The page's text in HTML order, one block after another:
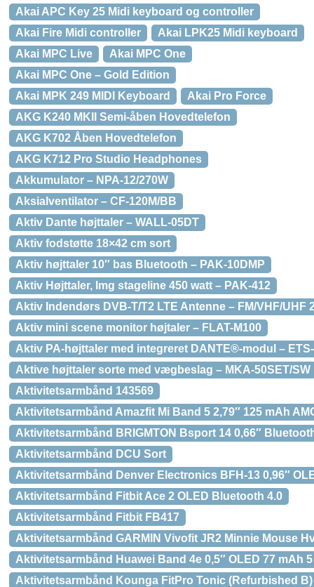
Akai APC Key 25 Midi keyboard og controller
Akai Fire Midi controller
Akai LPK25 Midi keyboard
Akai MPC Live
Akai MPC One
Akai MPC One – Gold Edi­tion
Akai MPK 249 MIDI Keyboard
Akai Pro Force
AKG K240 MKII Semi-åben Hovedtelefon
AKG K702 Åben Hovedtelefon
AKG K712 Pro Studio Headphones
Akkumulator – NPA-12/270W
Aksialventilator – CF-120M/BB
Aktiv Dante højttaler – WALL-05DT
Aktiv fodstøtte 18×42 cm sort
Aktiv højttaler 10″ bas Bluetooth – PAK-10DMP
Aktiv Højttaler, Img stageline 450 watt – PAK-412
Aktiv Indendørs DVB-T/T2 LTE Antenne – FM/VHF/UHF
Aktiv mini scene monitor højtaler – FLAT-M100
Aktiv PA-højttaler med integreret DANTE®-modul –
Aktive højttaler sorte med vægbeslag – MKA-50SET/SW
Aktivitetsarmbånd 143569
Aktivitetsarmbånd Amazfit Mi Band 5 2,79″ 125 mAh
Aktivitetsarmbånd BRIGMTON Bsport 14 0,66″
Aktivitetsarmbånd DCU Sort
Aktivitetsarmbånd Denver Electronics BFH-13 0,96″
Aktivitetsarmbånd Fitbit Ace 2 OLED Bluetooth 4.0
Aktivitetsarmbånd Fitbit FB417
Aktivitetsarmbånd GARMIN Vivofit JR2 Minnie Mouse
Aktivitetsarmbånd Huawei Band 4e 0,5″ OLED 77 mAh 5
Aktivitetsarmbånd Kounga FitPro Tonic (Refurbished B)